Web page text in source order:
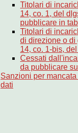
Titolari di
14, co. 1, del
pubblicare in
Titolari di
di direzione o di
14, co. 1-bis,
Cessati
da pubblicare
Sanzioni per
dati